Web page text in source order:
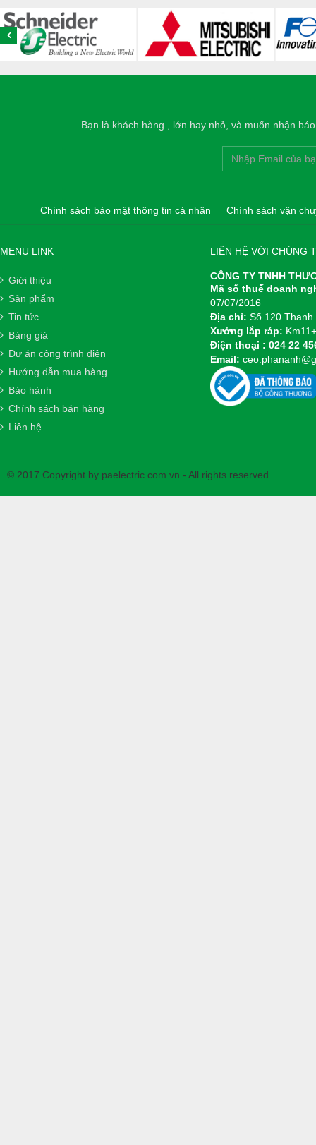
Bạn là khách hàng , lớn hay nhỏ, và muốn nhận
Chính sách bảo mật thông tin cá nhân Chính sách vận
MENU LINK
Giới thiệu
Sản phẩm
Tin tức
Bảng giá
Dự án công trình điện
Hướng dẫn mua hàng
Bảo hành
Chính sách bán hàng
Liên hệ
LIÊN HỆ VỚI CHÚNG
CÔNG TY TNHH
Mã số thuế doanh
07/07/2016
Địa chỉ: Số 120
Xưởng lắp ráp:
Điện thoại : 024 22
Email:
© 2017 Copyright by paelectric.com.vn - All rights reserved